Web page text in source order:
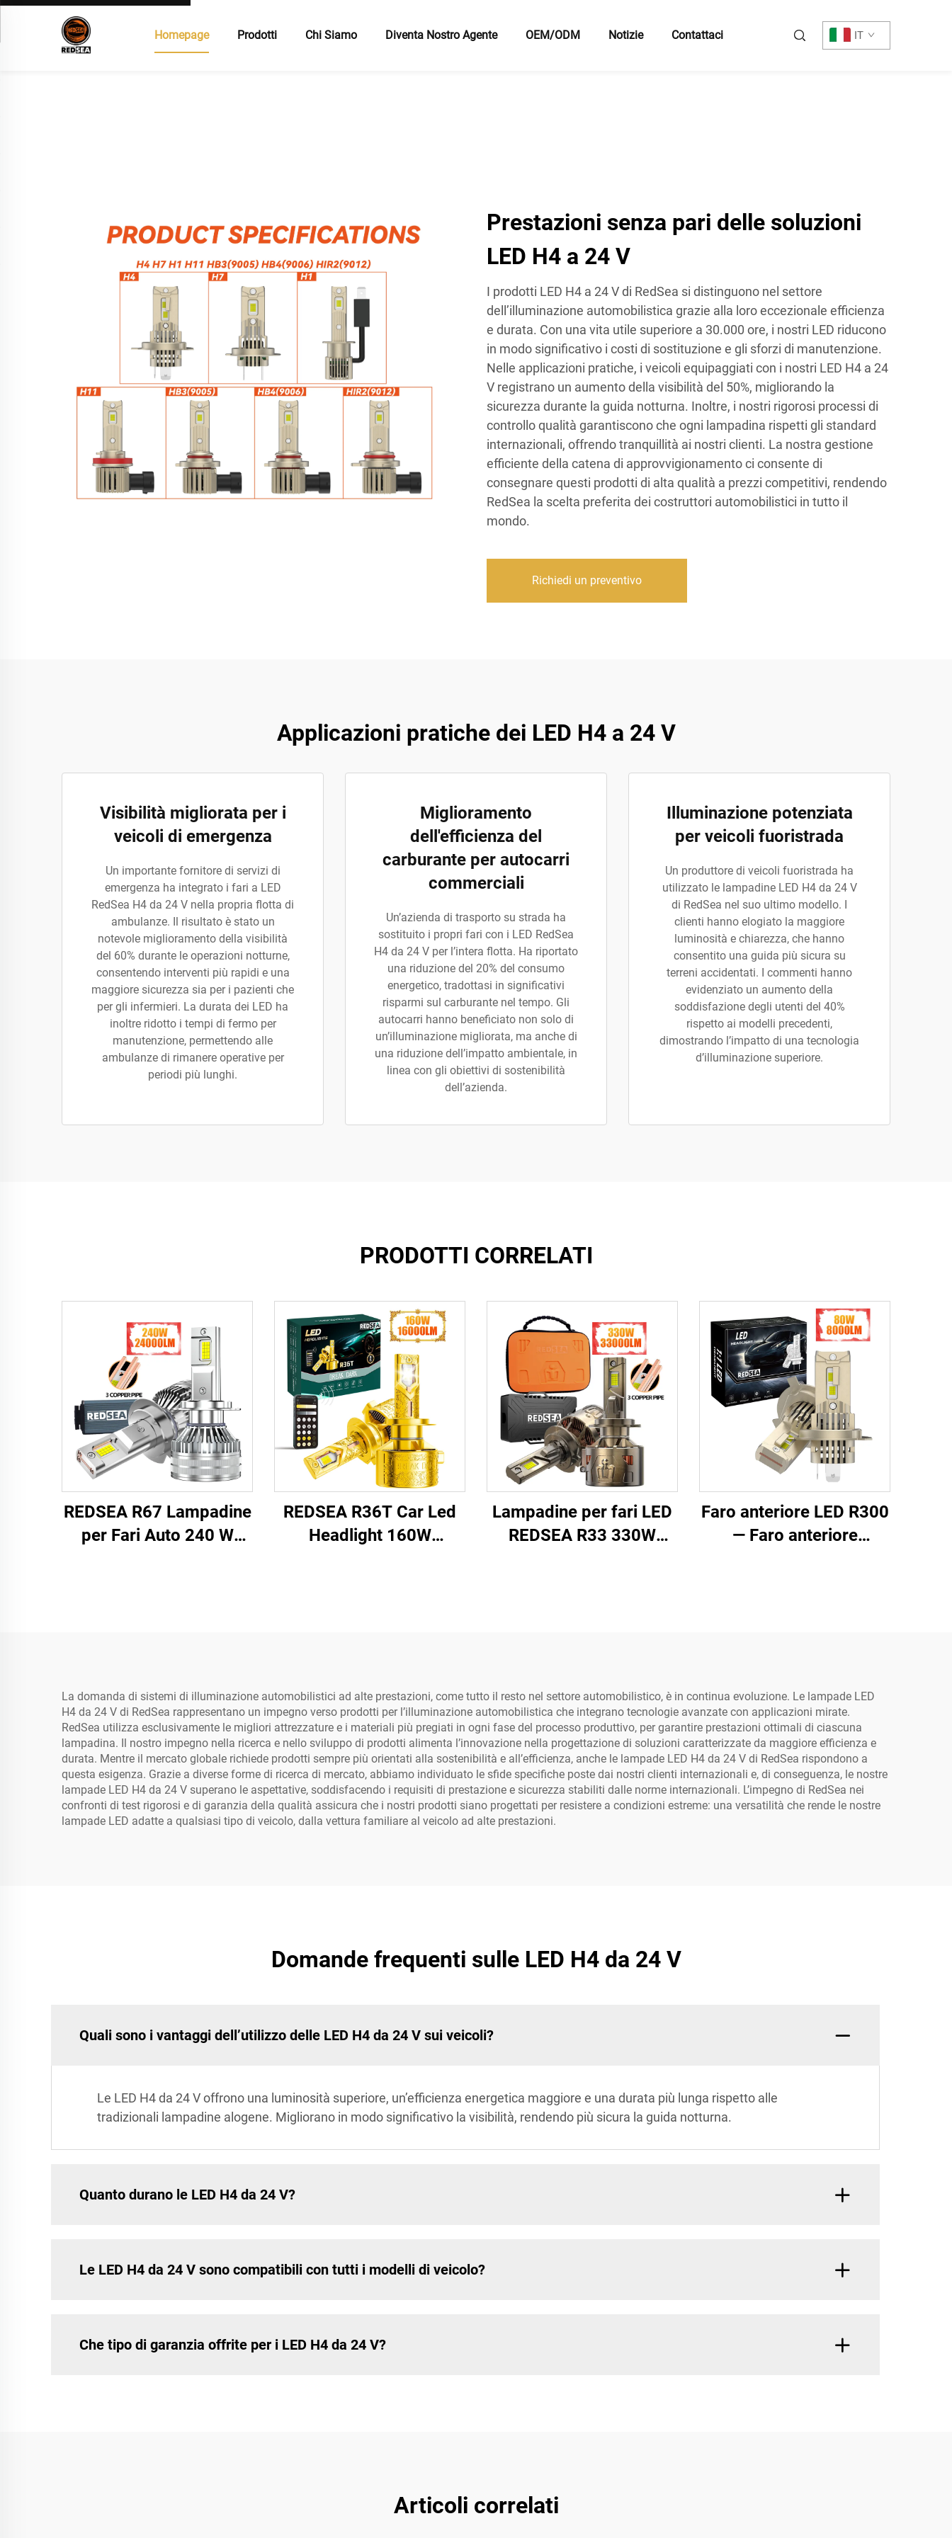
Homepage Prodotti Chi Siamo Diventa Nostro Agente OEM/ODM Notizie Contattaci IT
Prestazioni senza pari delle soluzioni
LED H4 a 24 V
I prodotti LED H4 a 24 V di RedSea si distinguono nel settore
dell’illuminazione automobilistica grazie alla loro eccezionale efficienza
e durata. Con una vita utile superiore a 30.000 ore, i nostri LED riducono
in modo significativo i costi di sostituzione e gli sforzi di manutenzione.
Nelle applicazioni pratiche, i veicoli equipaggiati con i nostri LED H4 a 24
V registrano un aumento della visibilità del 50%, migliorando la
sicurezza durante la guida notturna. Inoltre, i nostri rigorosi processi di
controllo qualità garantiscono che ogni lampadina rispetti gli standard
internazionali, offrendo tranquillità ai nostri clienti. La nostra gestione
efficiente della catena di approvvigionamento ci consente di
consegnare questi prodotti di alta qualità a prezzi competitivi, rendendo
RedSea la scelta preferita dei costruttori automobilistici in tutto il
mondo.
Richiedi un preventivo
Applicazioni pratiche dei LED H4 a 24 V
Visibilità migliorata per i
veicoli di emergenza
Un importante fornitore di servizi di
emergenza ha integrato i fari a LED
RedSea H4 da 24 V nella propria flotta di
ambulanze. Il risultato è stato un
notevole miglioramento della visibilità
del 60% durante le operazioni notturne,
consentendo interventi più rapidi e una
maggiore sicurezza sia per i pazienti che
per gli infermieri. La durata dei LED ha
inoltre ridotto i tempi di fermo per
manutenzione, permettendo alle
ambulanze di rimanere operative per
periodi più lunghi.
Miglioramento
dell'efficienza del
carburante per autocarri
commerciali
Un’azienda di trasporto su strada ha
sostituito i propri fari con i LED RedSea
H4 da 24 V per l’intera flotta. Ha riportato
una riduzione del 20% del consumo
energetico, tradottasi in significativi
risparmi sul carburante nel tempo. Gli
autocarri hanno beneficiato non solo di
un’illuminazione migliorata, ma anche di
una riduzione dell’impatto ambientale, in
linea con gli obiettivi di sostenibilità
dell’azienda.
Illuminazione potenziata
per veicoli fuoristrada
Un produttore di veicoli fuoristrada ha
utilizzato le lampadine LED H4 da 24 V
di RedSea nel suo ultimo modello. I
clienti hanno elogiato la maggiore
luminosità e chiarezza, che hanno
consentito una guida più sicura su
terreni accidentati. I commenti hanno
evidenziato un aumento della
soddisfazione degli utenti del 40%
rispetto ai modelli precedenti,
dimostrando l’impatto di una tecnologia
d’illuminazione superiore.
PRODOTTI CORRELATI
REDSEA R67 Lampadine
per Fari Auto 240 W
REDSEA R36T Car Led
Headlight 160W
Lampadine per fari LED
REDSEA R33 330W
Faro anteriore LED R300
— Faro anteriore
La domanda di sistemi di illuminazione automobilistici ad alte prestazioni, come tutto il resto nel settore automobilistico, è in continua evoluzione. Le lampade LED
H4 da 24 V di RedSea rappresentano un impegno verso prodotti per l’illuminazione automobilistica che integrano tecnologie avanzate con applicazioni mirate.
RedSea utilizza esclusivamente le migliori attrezzature e i materiali più pregiati in ogni fase del processo produttivo, per garantire prestazioni ottimali di ciascuna
lampadina. Il nostro impegno nella ricerca e nello sviluppo di prodotti alimenta l’innovazione nella progettazione di soluzioni caratterizzate da maggiore efficienza e
durata. Mentre il mercato globale richiede prodotti sempre più orientati alla sostenibilità e all’efficienza, anche le lampade LED H4 da 24 V di RedSea rispondono a
questa esigenza. Grazie a diverse forme di ricerca di mercato, abbiamo individuato le sfide specifiche poste dai nostri clienti internazionali e, di conseguenza, le nostre
lampade LED H4 da 24 V superano le aspettative, soddisfacendo i requisiti di prestazione e sicurezza stabiliti dalle norme internazionali. L’impegno di RedSea nei
confronti di test rigorosi e di garanzia della qualità assicura che i nostri prodotti siano progettati per resistere a condizioni estreme: una versatilità che rende le nostre
lampade LED adatte a qualsiasi tipo di veicolo, dalla vettura familiare al veicolo ad alte prestazioni.
Domande frequenti sulle LED H4 da 24 V
Quali sono i vantaggi dell’utilizzo delle LED H4 da 24 V sui veicoli?
Le LED H4 da 24 V offrono una luminosità superiore, un’efficienza energetica maggiore e una durata più lunga rispetto alle
tradizionali lampadine alogene. Migliorano in modo significativo la visibilità, rendendo più sicura la guida notturna.
Quanto durano le LED H4 da 24 V?
Le LED H4 da 24 V sono compatibili con tutti i modelli di veicolo?
Che tipo di garanzia offrite per i LED H4 da 24 V?
Articoli correlati